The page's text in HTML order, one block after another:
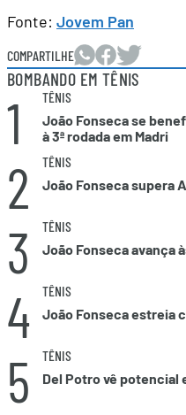
Fonte: Jovem Pan
COMPARTILHE
BOMBANDO EM TÊNIS
1
TÊNIS
João Fonseca se
à 3ª rodada em Madri
2
TÊNIS
João Fonseca supera
3
TÊNIS
João Fonseca avança
4
TÊNIS
João Fonseca estreia
5
TÊNIS
Del Potro vê potencial